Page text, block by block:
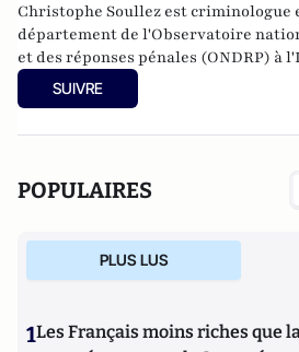
Christophe Soullez est criminologue
département de l'Observatoire
et des réponses pénales (ONDRP) à
hautes études de la sécurité et de la
l'auteur de "Histoires criminelles de
SUIVRE
POPULAIRES
PLUS LUS
1Les Français moins riches que